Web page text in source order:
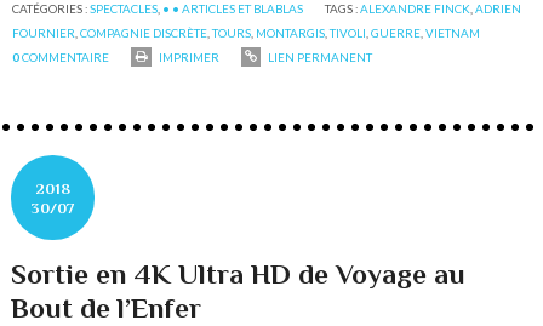
CATÉGORIES :SPECTACLES, • • ARTICLES ET BLABLAS TAGS :ALEXANDRE FINCK,ADRIEN
FOURNIER,COMPAGNIE DISCRÈTE,TOURS, MONTARGIS,TIVOLI,GUERRE,VIETNAM
0COMMENTAIRE IMPRIMER LIEN PERMANENT
2018
30/07
Sortie en 4K Ultra HD de Voyage au
Bout de l’Enfer